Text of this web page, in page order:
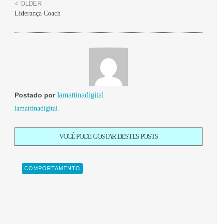
< OLDER
Liderança Coach
Postado porlamattinadigital
lamattinadigital.
VOCÊ PODE GOSTAR DESTES POSTS
COMPORTAMENTO